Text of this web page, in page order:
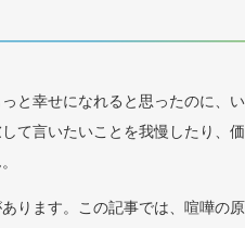
と幸せになれると思ったのに、
て言いたいことを我慢したり、
ります。この記事では、喧嘩の